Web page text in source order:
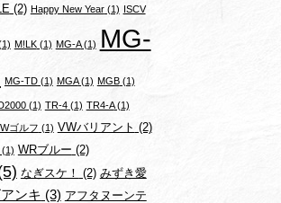
(2) Happy New Year(1) ISCV
M!LK(1) MG-A(1) MG-
MG-TD(1) MGA(1) MGB(1)
(1) TR-4(1) TR4-A(1)
ゴルフ (1) VWバリアント (2)
WRブルー (2)
なぎスケ！ (2) みずき愛
ンキ (3) アフタヌーンテ